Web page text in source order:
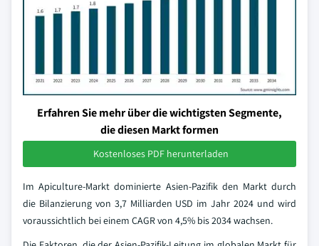
Erfahren Sie mehr über die wichtigsten Segmente,
die diesen Markt formen
Kostenloses PDF herunterladen
Im Apiculture-Markt dominierte Asien-Pazifik den Markt durch
die Bilanzierung von 3,7 Milliarden USD im Jahr 2024 und wird
voraussichtlich bei einem CAGR von 4,5% bis 2034 wachsen.